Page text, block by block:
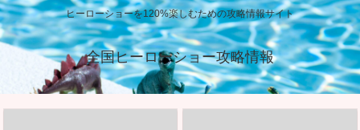
ヒーローショーを120%楽しむための攻略情報サイト
全国ヒーローショー攻略情報